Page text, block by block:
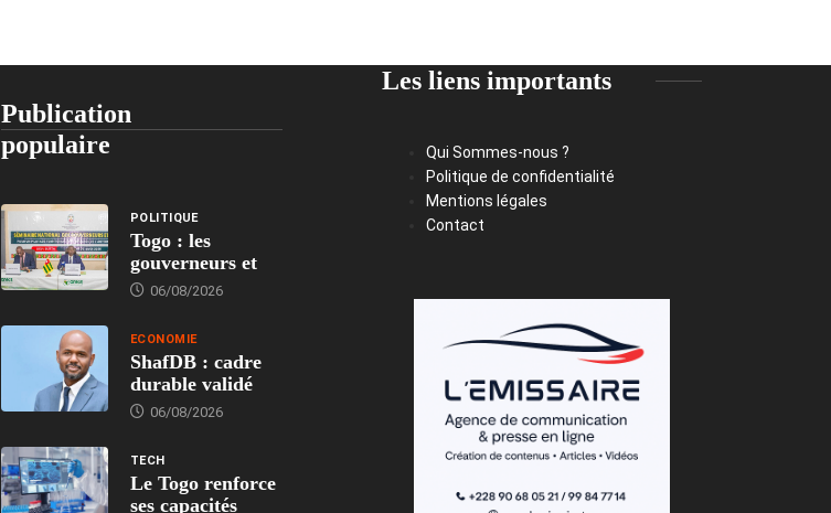
Publication
populaire
POLITIQUE
Togo : les
gouverneurs et
06/08/2026
ECONOMIE
ShafDB : cadre
durable validé
06/08/2026
TECH
Le Togo renforce
ses capacités
Les liens importants
Qui Sommes-nous ?
Politique de confidentialité
Mentions légales
Contact